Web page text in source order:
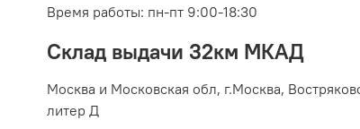
Время работы: пн-пт 9:00-18:30
Склад выдачи 32км МКАД
Москва и Московская обл, г.Москва,
литер Д